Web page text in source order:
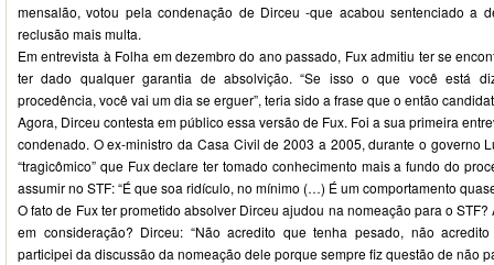
mensalão, votou pela condenação de Dirceu -que acabou sentenciado a
reclusão mais multa.
Em entrevista à Folha em dezembro do ano passado, Fux admitiu ter se
ter dado qualquer garantia de absolvição. “Se isso o que você está
procedência, você vai um dia se erguer”, teria sido a frase que o então
Agora, Dirceu contesta em público essa versão de Fux. Foi a sua primeira
condenado. O ex-ministro da Casa Civil de 2003 a 2005, durante o governo
“tragicômico” que Fux declare ter tomado conhecimento mais a fundo do
assumir no STF: “É que soa ridículo, no mínimo (…) É um comportamento
O fato de Fux ter prometido absolver Dirceu ajudou na nomeação para o
em consideração? Dirceu: “Não acredito que tenha pesado, não
participei da discussão da nomeação dele porque sempre fiz questão de não